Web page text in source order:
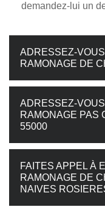
demandez-lui un
ADRESSEZ-
RAMONAGE DE
ADRESSEZ-
RAMONAGE PAS
55000
FAITES APPEL À
RAMONAGE DE
NAIVES